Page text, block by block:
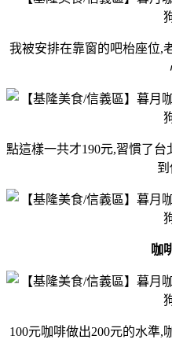
我被安排在靠窗的吧枱座位,
點這樣一共才190元,習慣了
咖
100元咖啡做出200元的水準,